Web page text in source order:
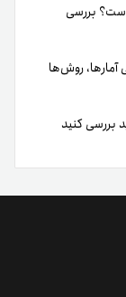
است؟ بررسی
آمارها، روش‌ها